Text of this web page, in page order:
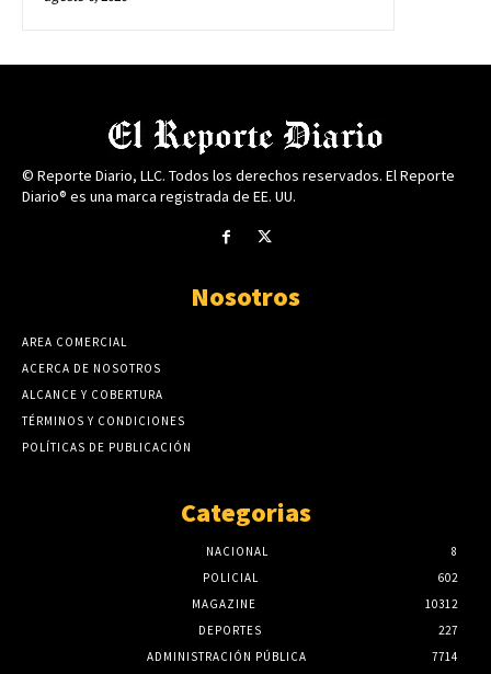
© Reporte Diario, LLC. Todos los derechos reservados. El Reporte
Diario® es una marca registrada de EE. UU.
Nosotros
AREA COMERCIAL
ACERCA DE NOSOTROS
ALCANCE Y COBERTURA
TÉRMINOS Y CONDICIONES
POLÍTICAS DE PUBLICACIÓN
Categorias
NACIONAL
8
POLICIAL
602
MAGAZINE
10312
DEPORTES
227
ADMINISTRACIÓN PÚBLICA
7714